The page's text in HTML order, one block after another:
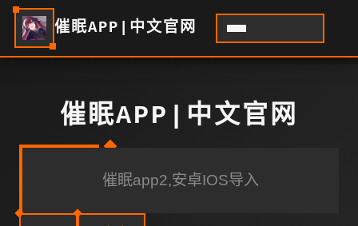
催眠APP|中文官网
催眠APP|中文官网
催眠app2,安卓IOS导入